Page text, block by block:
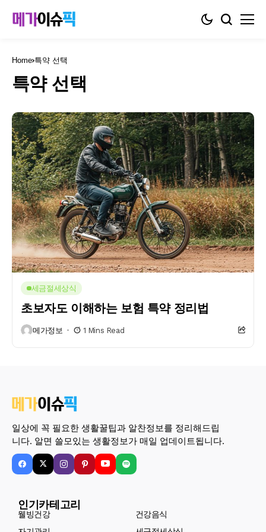
Home 특약 선택
특약 선택
세금절세상식
초보자도 이해하는 보험 특약 정리법
메가정보 1 Mins Read
일상에 꼭 필요한 생활꿀팁과 알찬정보를 정리해드립
니다. 알면 쓸모있는 생활정보가 매일 업데이트됩니다.
인기카테고리
웰빙건강
건강음식